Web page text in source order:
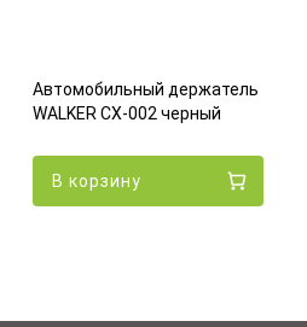
Автомобильный держатель
WALKER CX-002 черный
В корзину